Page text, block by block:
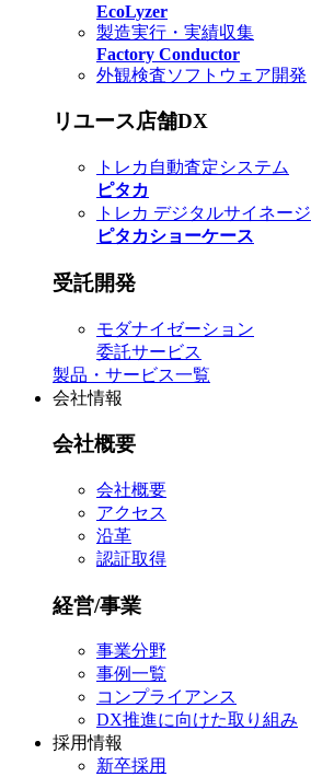
EcoLyzer
製造実行・実績収集
Factory Conductor
外観検査ソフトウェア開発
リユース店舗DX
トレカ自動査定システム
ピタカ
トレカ デジタルサイネージ
ピタカショーケース
受託開発
モダナイゼーション
委託サービス
製品・サービス一覧
会社情報
会社概要
会社概要
アクセス
沿革
認証取得
経営/事業
事業分野
事例一覧
コンプライアンス
DX推進に向けた取り組み
採用情報
新卒採用